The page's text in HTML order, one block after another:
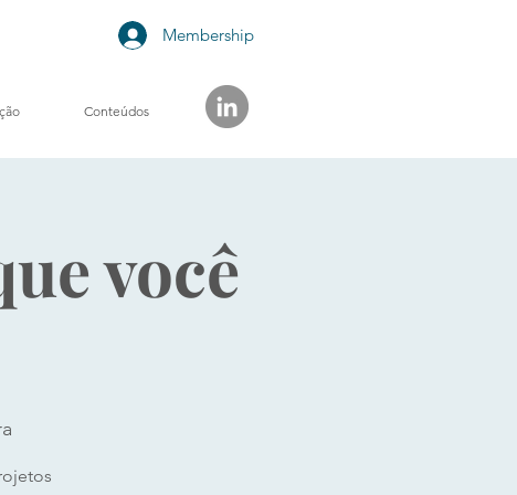
Membership
Conteúdos
você